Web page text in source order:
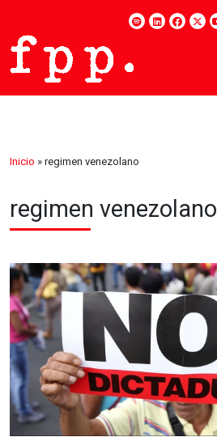
Inicio » regimen venezolano
regimen venezolano